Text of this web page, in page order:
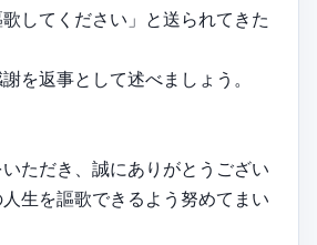
してください」と送られてきた
を返事として述べましょう。
いただき、誠にありがとうござい
生を謳歌できるよう努めてまい